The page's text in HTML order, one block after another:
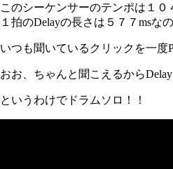
このシーケンサーのテンポは１０
１拍のDelayの長さは５７７msな
いつも聞いているクリックを一度
おお、ちゃんと聞こえるから
というわけでドラムソロ！！